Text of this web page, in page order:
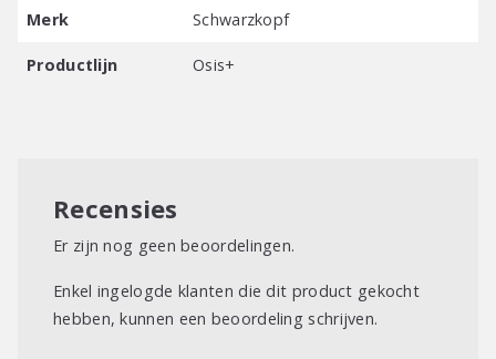
Merk Schwarzkopf
Productlijn Osis+
Recensies
Er zijn nog geen beoordelingen.
Enkel ingelogde klanten die dit product gekocht
hebben, kunnen een beoordeling schrijven.